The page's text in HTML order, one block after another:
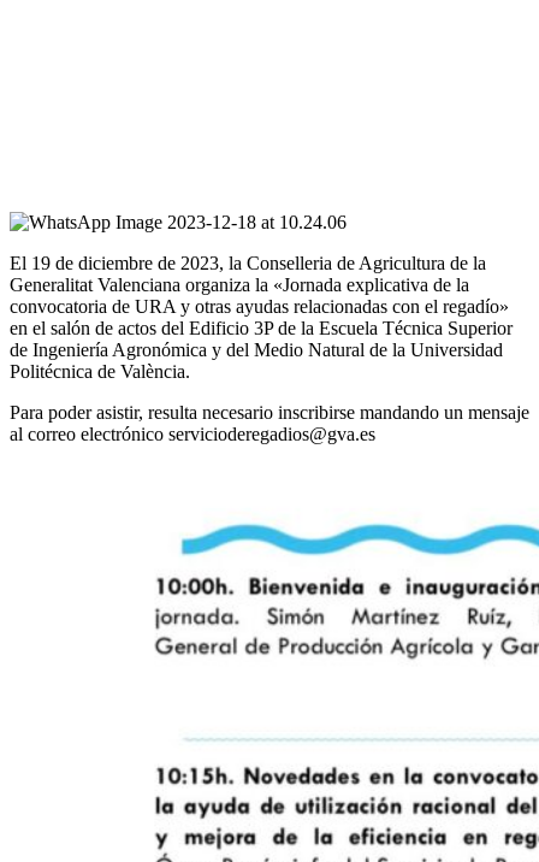
El 19 de diciembre de 2023, la Conselleria de Agricultura de la
Generalitat Valenciana organiza la «Jornada explicativa de la
convocatoria de URA y otras ayudas relacionadas con el regadío»
en el salón de actos del Edificio 3P de la Escuela Técnica Superior
de Ingeniería Agronómica y del Medio Natural de la Universidad
Politécnica de València.
Para poder asistir, resulta necesario inscribirse mandando un mensaje
al correo electrónico servicioderegadios@gva.es